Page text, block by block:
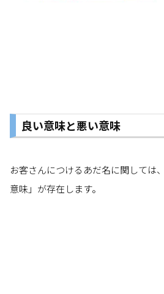
良い意味と悪い意味
お客さんにつけるあだ名に関しては
意味」が存在します。